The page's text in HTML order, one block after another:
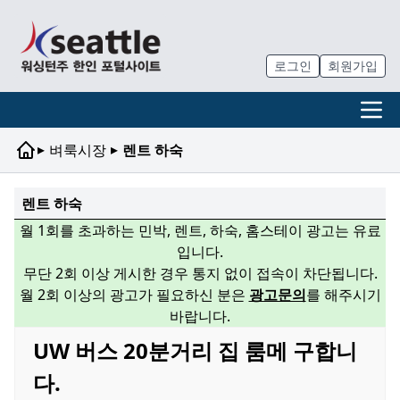
로그인 회원가입
▸ 벼룩시장 ▸ 렌트 하숙
렌트 하숙
월 1회를 초과하는 민박, 렌트, 하숙, 홈스테이 광고는 유료
입니다.
무단 2회 이상 게시한 경우 통지 없이 접속이 차단됩니다.
월 2회 이상의 광고가 필요하신 분은 광고문의를 해주시기
바랍니다.
UW 버스 20분거리 집 룸메 구합니
다.